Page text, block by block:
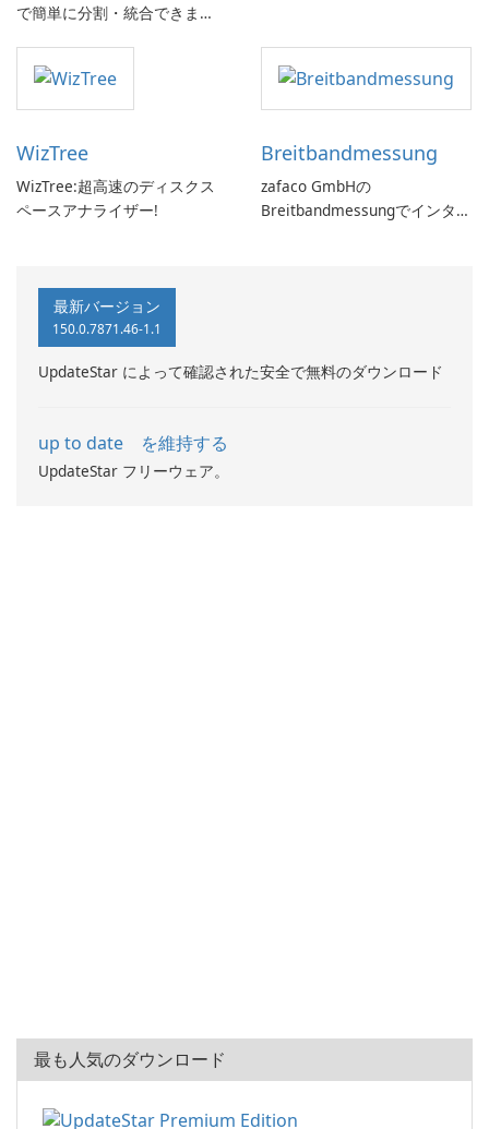
で簡単に分割・統合できま
WizTree
WizTree:超高速のディスクス
ペースアナライザー!
Breitbandmessung
zafaco GmbHの
Breitbandmessungでインター
最新バージョン
150.0.7871.46-1.1
UpdateStar によって確認された安全で無料のダウンロード
up to date を維持する
UpdateStar フリーウェア。
最も人気のダウンロード